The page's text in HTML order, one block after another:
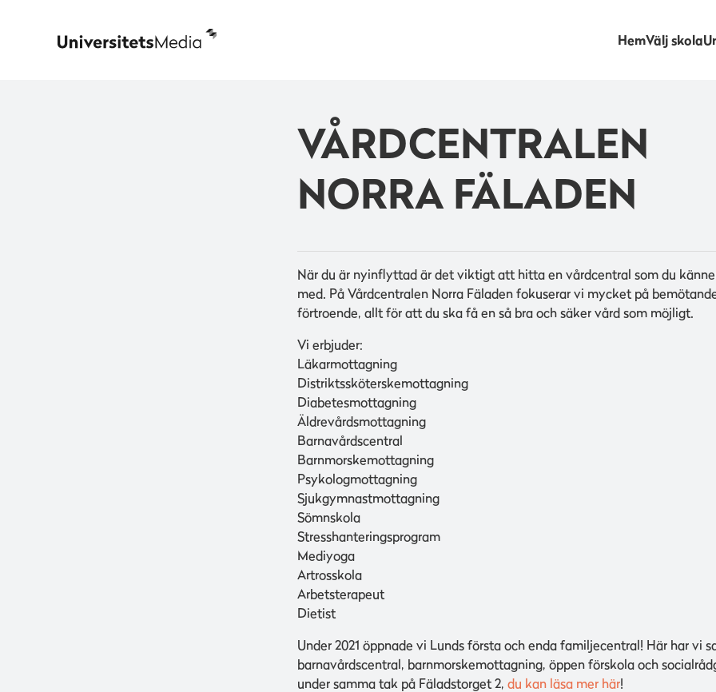
HemVälj skola
VÅRDCENTRALEN
NORRA FÄLADEN
När du är nyinflyttad är det viktigt att hitta en vårdcentral som du
med. På Vårdcentralen Norra Fäladen fokuserar vi mycket på
förtroende, allt för att du ska få en så bra och säker vård som möjligt.
Vi erbjuder:
Läkarmottagning
Distriktssköterskemottagning
Diabetesmottagning
Äldrevårdsmottagning
Barnavårdscentral
Barnmorskemottagning
Psykologmottagning
Sjukgymnastmottagning
Sömnskola
Stresshanteringsprogram
Mediyoga
Artrosskola
Arbetsterapeut
Dietist
Under 2021 öppnade vi Lunds första och enda familjecentral! Här har vi
barnavårdscentral, barnmorskemottagning, öppen förskola och
under samma tak på Fäladstorget 2, du kan läsa mer här!